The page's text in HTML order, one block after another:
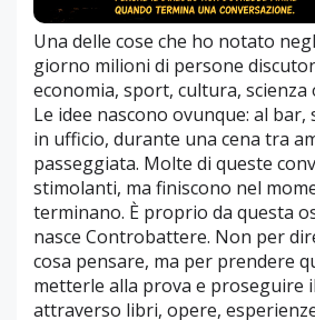
Una delle cose che ho notato
giorno milioni di persone
economia, sport, cultura, scienza
Le idee nascono ovunque: al
in ufficio, durante una cena tra
passeggiata. Molte di queste
stimolanti, ma finiscono nel
terminano. È proprio da questa
nasce Controbattere. Non per
cosa pensare, ma per prendere
metterle alla prova e proseguire
attraverso libri, opere,